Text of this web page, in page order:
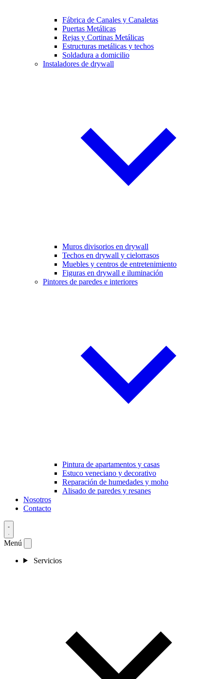
Fábrica de Canales y Canaletas
Puertas Metálicas
Rejas y Cortinas Metálicas
Estructuras metálicas y techos
Soldadura a domicilio
Instaladores de drywall
Muros divisorios en drywall
Techos en drywall y cielorrasos
Muebles y centros de entretenimiento
Figuras en drywall e iluminación
Pintores de paredes e interiores
Pintura de apartamentos y casas
Estuco veneciano y decorativo
Reparación de humedades y moho
Alisado de paredes y resanes
Nosotros
Contacto
Menú
Servicios